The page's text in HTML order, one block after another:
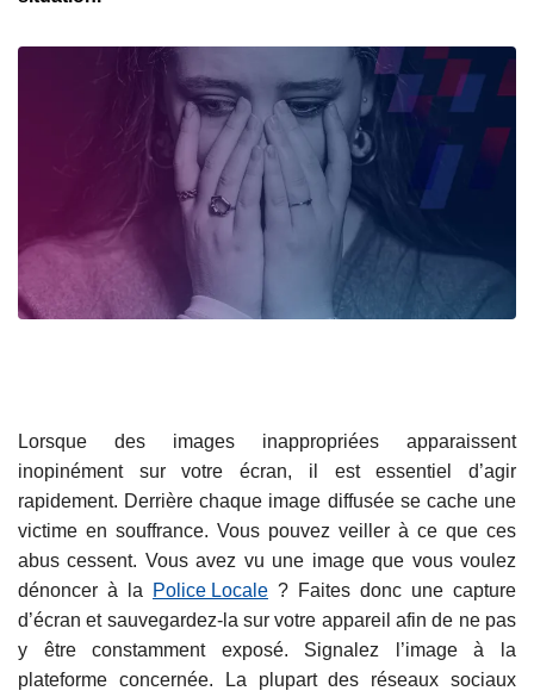
Lorsque des images inappropriées apparaissent
inopinément sur votre écran, il est essentiel d’agir
rapidement. Derrière chaque image diffusée se cache une
victime en souffrance. Vous pouvez veiller à ce que ces
abus cessent. Vous avez vu une image que vous voulez
dénoncer à la
Police Locale ? Faites donc une capture
d’écran et sauvegardez-la sur votre appareil afin de ne pas
y être constamment exposé. Signalez l’image à la
plateforme concernée. La plupart des réseaux sociaux